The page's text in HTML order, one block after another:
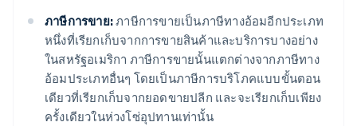
ภาษีการขาย:ภาษีการขายเป็นภาษีทางอ้อมอีกประเภท
หนึ่งที่เรียกเก็บจากการขายสินค้าและบริการบางอย่าง
ในสหรัฐอเมริกา ภาษีการขายนั้นแตกต่างจากภาษีทาง
อ้อมประเภทอื่นๆ โดยเป็นภาษีการบริโภคแบบขั้นตอน
เดียวที่เรียกเก็บจากยอดขายปลีก และจะเรียกเก็บเพียง
ครั้งเดียวในห่วงโซ่อุปทานเท่านั้น